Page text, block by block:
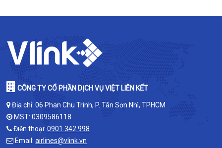
CÔNG TY CỔ PHẦN DỊCH VỤ VIỆT LIÊN KẾT
Địa chỉ: 06 Phan Chu Trinh, P. Tân Sơn Nhì, TPHCM
MST: 0309586118
Điện thoại:0901.342.998
Email:airlines@vlink.vn